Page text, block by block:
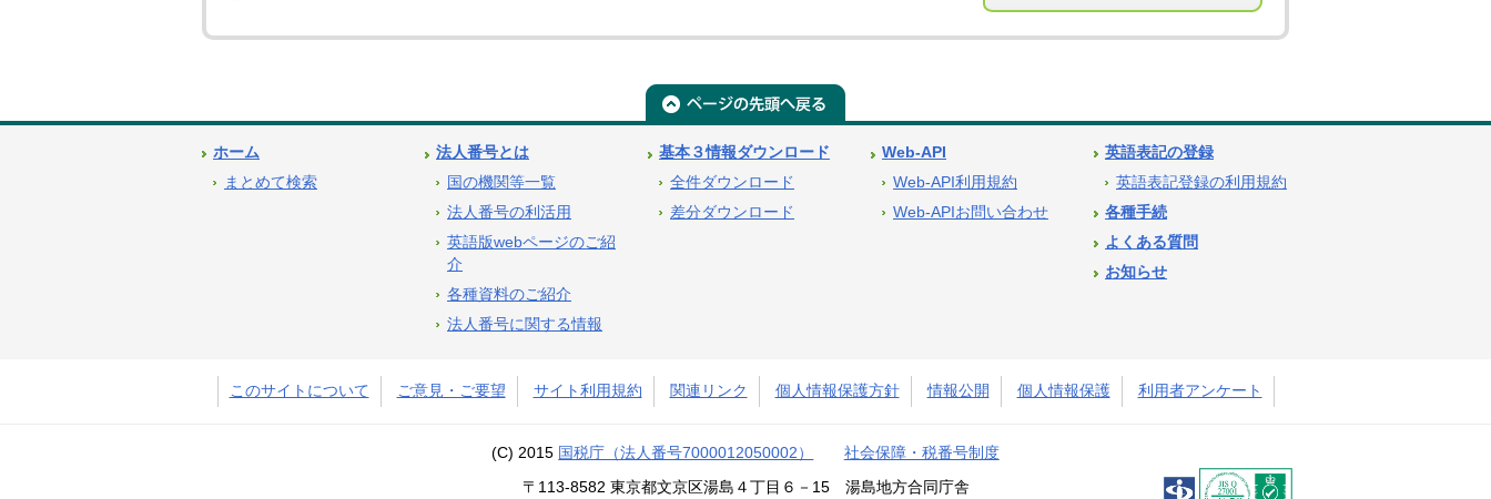
ホーム
まとめて検索
法人番号とは
国の機関等一覧
法人番号の利活用
英語版webページのご紹
介
各種資料のご紹介
法人番号に関する情報
基本３情報ダウンロード
全件ダウンロード
差分ダウンロード
Web-API
Web-API利用規約
Web-APIお問い合わせ
英語表記の登録
英語表記登録の利用規約
各種手続
よくある質問
お知らせ
このサイトについて ご意見・ご要望 サイト利用規約 関連リンク 個人情報保護方針 情報公開 個人情報保護 利用者アンケート
(C) 2015 国税庁（法人番号7000012050002） 社会保障・税番号制度
〒113-8582 東京都文京区湯島４丁目６－15 湯島地方合同庁舎